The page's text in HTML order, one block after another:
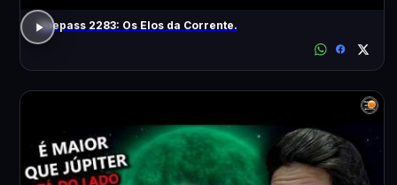
Voepass 2283: Os Elos da Corrente.